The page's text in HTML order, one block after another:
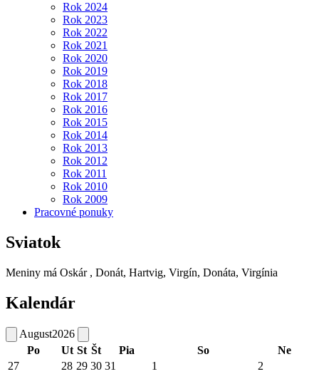
Rok 2024
Rok 2023
Rok 2022
Rok 2021
Rok 2020
Rok 2019
Rok 2018
Rok 2017
Rok 2016
Rok 2015
Rok 2014
Rok 2013
Rok 2012
Rok 2011
Rok 2010
Rok 2009
Pracovné ponuky
Sviatok
Meniny má Oskár , Donát, Hartvig, Virgín, Donáta, Virgínia
Kalendár
August2026
Po
Ut St Št Pia So
Ne
27
28 29 30 31 1 2